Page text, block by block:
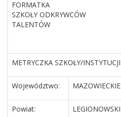
FORMATKA
SZKOŁY ODKRYWCÓW
TALENTÓW
METRYCZKA SZKOŁY/INSTYTUCJI
Województwo: MAZOWIECKIE
Powiat: LEGIONOWSKI